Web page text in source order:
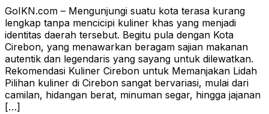
GoIKN.com – Mengunjungi suatu kota terasa kurang
lengkap tanpa mencicipi kuliner khas yang menjadi
identitas daerah tersebut. Begitu pula dengan Kota
Cirebon, yang menawarkan beragam sajian makanan
autentik dan legendaris yang sayang untuk dilewatkan.
Rekomendasi Kuliner Cirebon untuk Memanjakan Lidah
Pilihan kuliner di Cirebon sangat bervariasi, mulai dari
camilan, hidangan berat, minuman segar, hingga jajanan
[…]